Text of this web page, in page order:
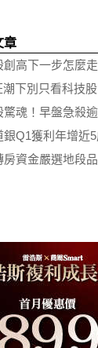
章
創高下一步怎麼
潮下別只看科技
驚魂！早盤急殺
銀Q1獲利年增近
房資金嚴選地段